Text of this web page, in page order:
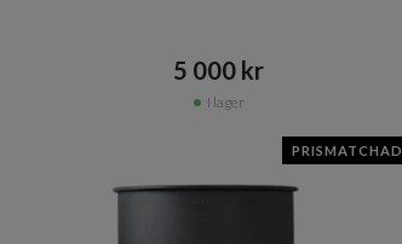
5 000 kr​​
I lager
PRISMATCHAD